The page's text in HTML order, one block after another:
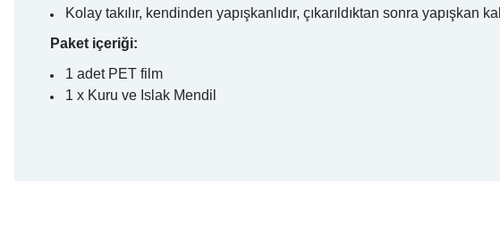
Kolay takılır, kendinden yapışkanlıdır, çıkarıldıktan sonra yapışkan
Paket içeriği:
1 adet PET film
1 x Kuru ve Islak Mendil